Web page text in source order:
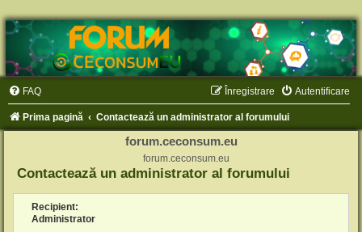
FAQ Autentificare
Înregistrare
Prima pagină Contactează un administrator al forumului
forum.ceconsum.eu
forum.ceconsum.eu
Contactează un administrator al forumului
Recipient:
Administrator